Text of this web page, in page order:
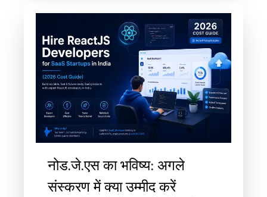
नोड.जे.एस का भविष्य: अगले
संस्करण में क्या उम्मीद करें